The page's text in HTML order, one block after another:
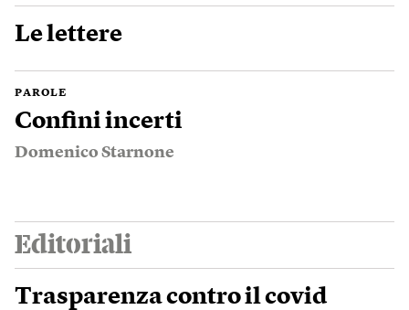
Le lettere
PAROLE
Confini incerti
Domenico Starnone
Editoriali
Trasparenza contro il covid